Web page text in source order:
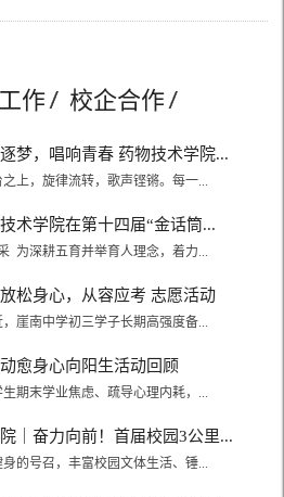
作 校企合作
梦，唱响青春 药物技术学院...
上，旋律流转，歌声铿锵。每一...
术学院在第十四届“金话筒...
为深耕五育并举育人理念，着力...
松身心，从容应考 志愿活动
崖南中学初三学子长期高强度备...
愈身心向阳生活动回顾
期末学业焦虑、疏导心理内耗，...
｜奋力向前！首届校园3公里...
的号召，丰富校园文体生活、锤...